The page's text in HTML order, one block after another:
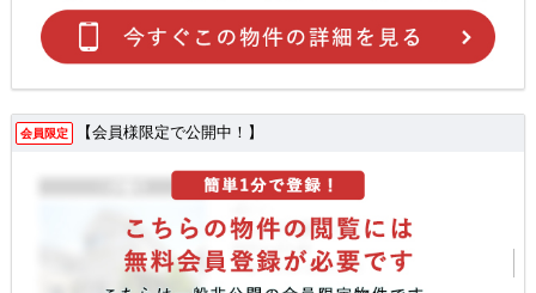
会員限定 【会員様限定で公開中！】